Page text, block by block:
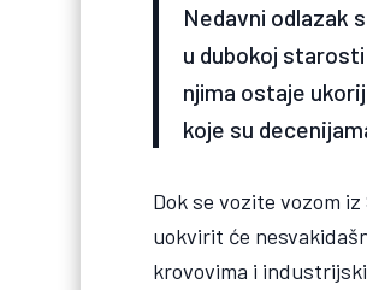
Nedavni odlazak
u dubokoj
njima ostaje
koje su
Dok se vozite vozom
uokvirit će
krovovima i